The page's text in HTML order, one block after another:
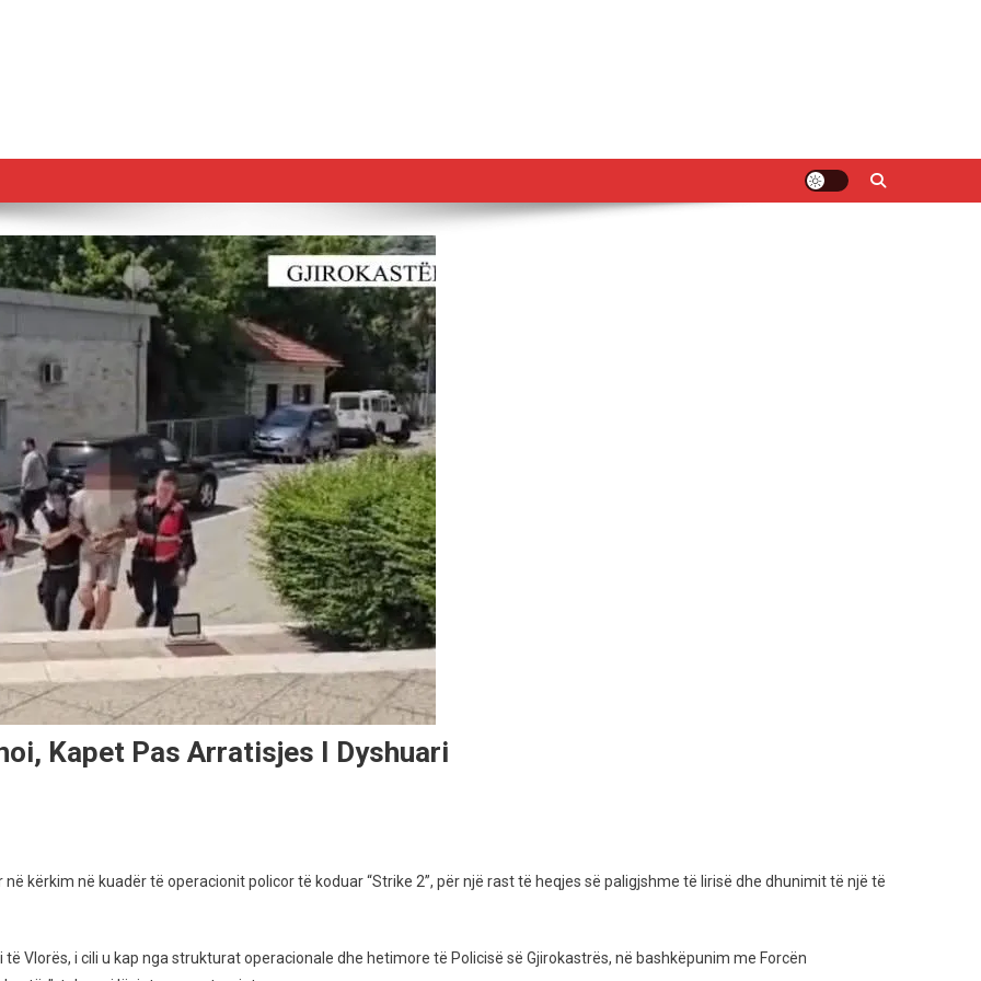
Kapet Pas Arratisjes I Dyshuari
kërkim në kuadër të operacionit policor të koduar “Strike 2”, për një rast të heqjes së paligjshme të lirisë dhe dhunimit të një të
Vlorës, i cili u kap nga strukturat operacionale dhe hetimore të Policisë së Gjirokastrës, në bashkëpunim me Forcën